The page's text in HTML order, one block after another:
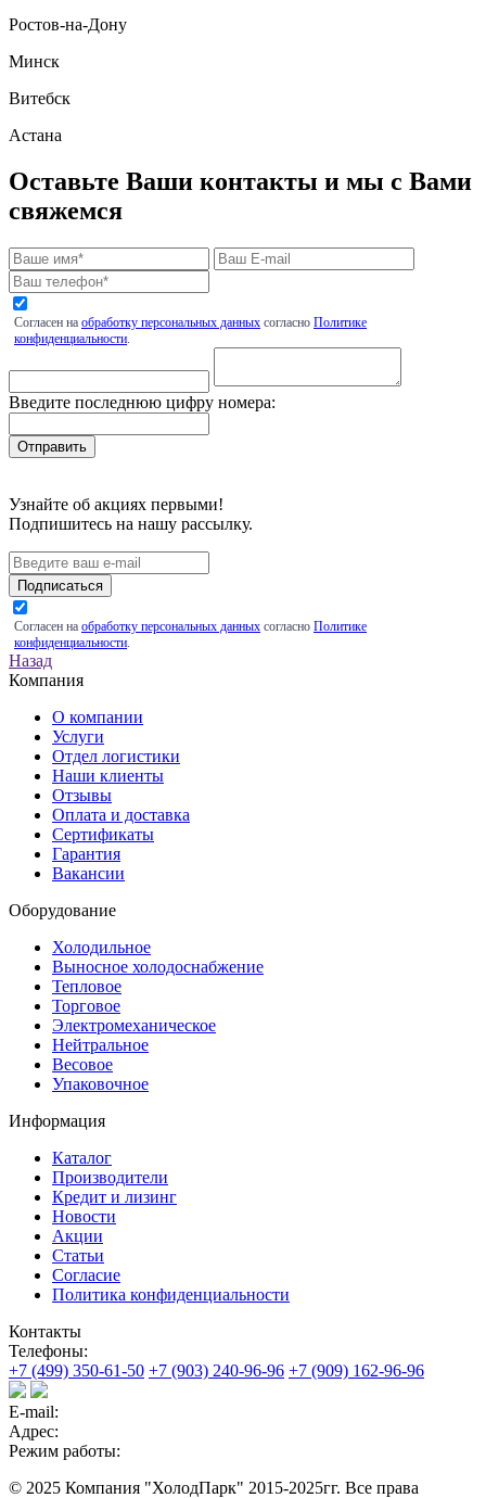
Ростов-на-Дону
Минск
Витебск
Астана
Оставьте Ваши контакты и мы с Вами
свяжемся
Согласен на обработку персональных данных согласно Политике
конфиденциальности.
Введите последнюю цифру номера:
Узнайте об акциях первыми!
Подпишитесь на нашу рассылку.
Подписаться
Согласен на обработку персональных данных согласно Политике
конфиденциальности.
Назад
Компания
О компании
Услуги
Отдел логистики
Наши клиенты
Отзывы
Оплата и доставка
Сертификаты
Гарантия
Вакансии
Оборудование
Холодильное
Выносное холодоснабжение
Тепловое
Торговое
Электромеханическое
Нейтральное
Весовое
Упаковочное
Информация
Каталог
Производители
Кредит и лизинг
Новости
Акции
Статьи
Согласие
Политика конфиденциальности
Контакты
Телефоны:
+7 (499) 350-61-50 +7 (903) 240-96-96 +7 (909) 162-96-96
E-mail:
Адрес:
Режим работы:
© 2025 Компания "ХолодПарк" 2015-2025гг. Все права